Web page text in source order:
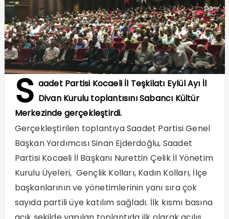
S aadet Partisi Kocaeli İl Teşkilatı Eylül Ayı İl
Divan Kurulu toplantısını Sabancı Kültür
Merkezinde gerçekleştirdi.
Gerçekleştirilen toplantıya Saadet Partisi Genel
Başkan Yardımcısı Sinan Ejderdoğlu, Saadet
Partisi Kocaeli İl Başkanı Nurettin Çelik İl Yönetim
Kurulu Üyeleri, Gençlik Kolları, Kadın Kolları, İlçe
başkanlarının ve yönetimlerinin yanı sıra çok
sayıda partili üye katılım sağladı. İlk kısmı basına